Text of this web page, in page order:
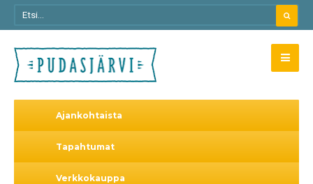
Ajankohtaista
Tapahtumat
Verkkokauppa